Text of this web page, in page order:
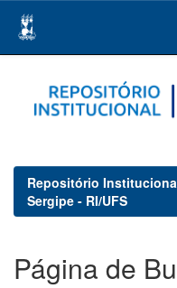
navigation
Repositório
Sergipe - RI/UFS
Página de